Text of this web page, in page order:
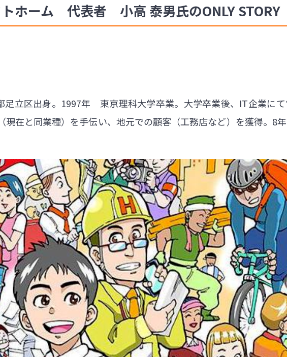
ホーム 代表者 小高 泰男氏のONLY STORY
立区出身。1997年 東京理科大学卒業。大学卒業後、IT企業にて
現在と同業種）を手伝い、地元での顧客（工務店など）を獲得。8